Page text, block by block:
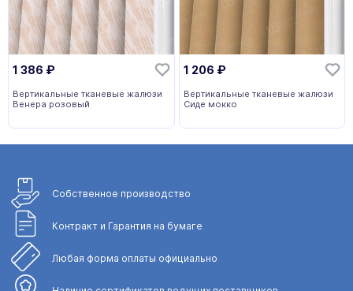
1 386 ₽
Вертикальные тканевые жалюзи
Венера розовый
1 206 ₽
Вертикальные тканевые жалюзи
Сиде мокко
Собственное производство
Контракт и Гарантия на бумаге
Любая форма оплаты официально